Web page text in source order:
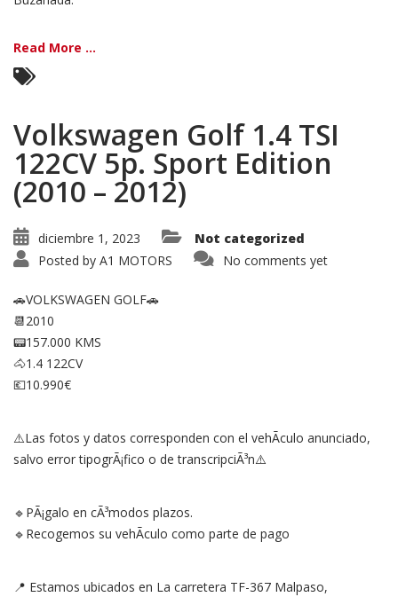
Read More ...
Volkswagen Golf 1.4 TSI
122CV 5p. Sport Edition
(2010 – 2012)
diciembre 1, 2023
Not categorized
Posted by A1 MOTORS No comments yet
🚗VOLKSWAGEN GOLF🚗
📆2010
📟157.000 KMS
🐴1.4 122CV
💶10.990€
⚠️Las fotos y datos corresponden con el vehÃ­culo anunciado,
salvo error tipogrÃ¡fico o de transcripciÃ³n⚠️
🔹PÃ¡galo en cÃ³modos plazos.
🔹Recogemos su vehÃ­culo como parte de pago
📍 Estamos ubicados en La carretera TF-367 Malpaso,